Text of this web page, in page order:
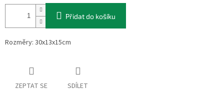
Přidat do košíku
Rozměry: 30x13x15cm
ZEPTAT SE SDÍLET